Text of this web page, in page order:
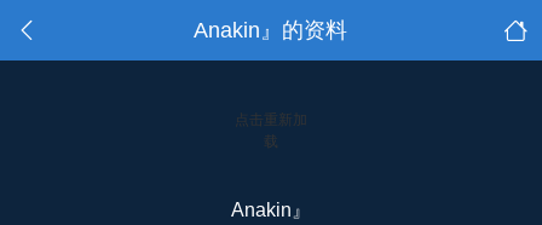
Anakin』的资料
点击重新加
载
Anakin』